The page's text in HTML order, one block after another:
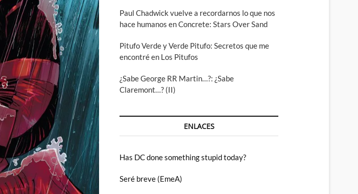
Paul Chadwick vuelve a recordarnos lo que nos
hace humanos en Concrete: Stars Over Sand
Pitufo Verde y Verde Pitufo: Secretos que me
encontré en Los Pitufos
¿Sabe George RR Martin…?: ¿Sabe
Claremont…? (II)
ENLACES
Has DC done something stupid today?
Seré breve (EmeA)